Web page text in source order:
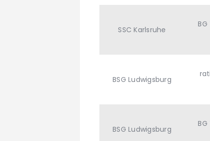
SSC Karlsruhe
BSG Ludwigsburg
BSG Ludwigsburg